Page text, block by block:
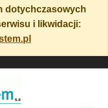
dotychczasowych
i likwidacji: